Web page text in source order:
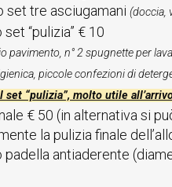
set tre asciugamani (doccia,
“pulizia” € 10
pavimento, n° 2 spugnette per
piccole confezioni di
set “pulizia”, molto utile
€ 50 (in alternativa si
la pulizia finale
padella antiaderente